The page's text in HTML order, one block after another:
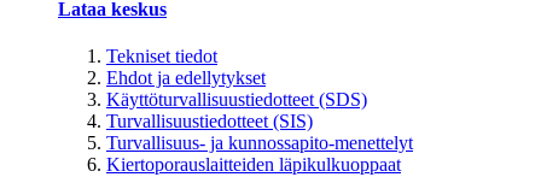
Lataa keskus
Tekniset tiedot
Ehdot ja edellytykset
Käyttöturvallisuustiedotteet (SDS)
Turvallisuustiedotteet (SIS)
Turvallisuus- ja kunnossapito-menettelyt
Kiertoporauslaitteiden läpikulkuoppaat